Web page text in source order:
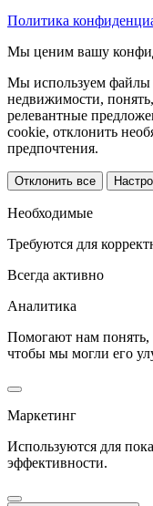
Политика
Мы ценим вашу
Мы используем файлы
недвижимости,
релевантные
cookie, отклонить
предпочтения.
Отклонить все
Необходимые
Требуются для
Всегда активно
Аналитика
Помогают нам понять,
чтобы мы могли его
Маркетинг
Используются для
эффективности.